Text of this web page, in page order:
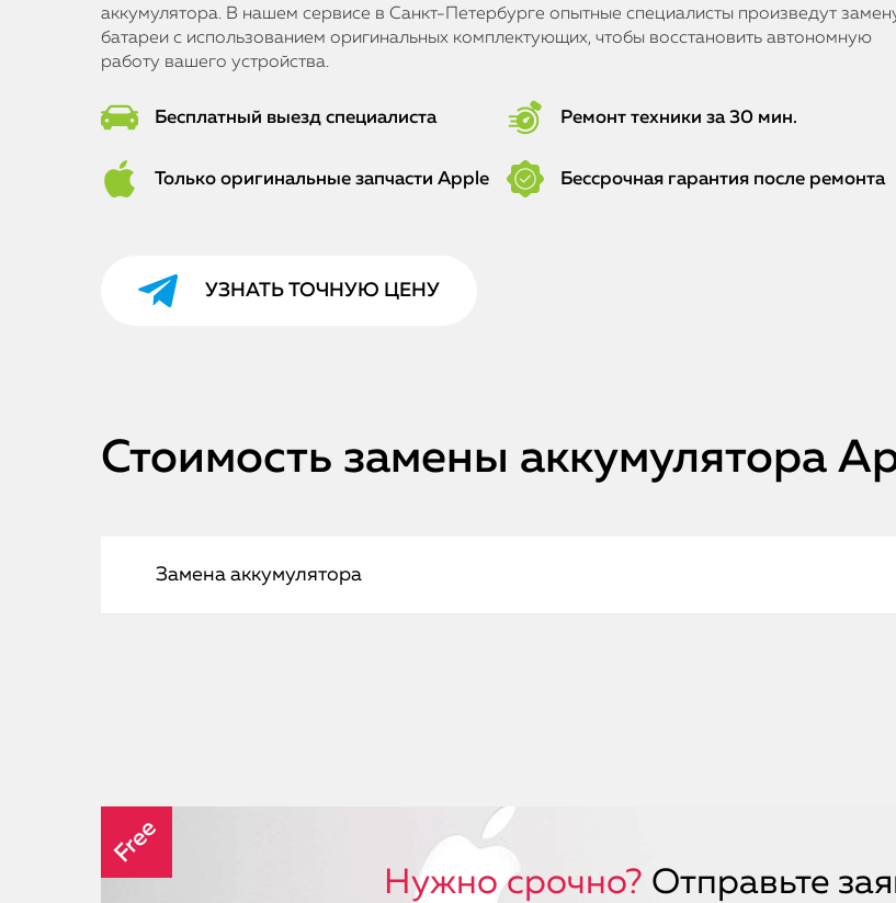
аккумулятора. В нашем сервисе в Санкт-Петербурге опытные специалисты произведут
батареи с использованием оригинальных комплектующих, чтобы восстановить автономную
работу вашего устройства.
Бесплатный выезд специалиста Ремонт техники за 30 мин.
Только оригинальные запчасти Apple Бессрочная гарантия после ремонта
УЗНАТЬ ТОЧНУЮ ЦЕНУ
Стоимость замены аккумулятора
Замена аккумулятора
Free
Нужно срочно? Отправьте